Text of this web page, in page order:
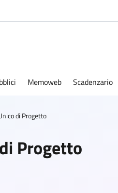
Memoweb Scadenzario
di Progetto
Progetto